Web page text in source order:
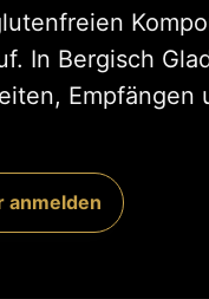
In Bergisch
Empfängen
anmelden